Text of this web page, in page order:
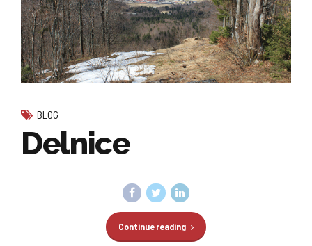
BLOG
Delnice
Continue reading